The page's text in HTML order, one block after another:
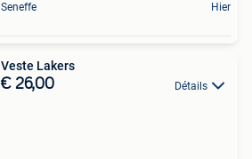
Seneffe Hier
Veste Lakers
€ 26,00 Détails